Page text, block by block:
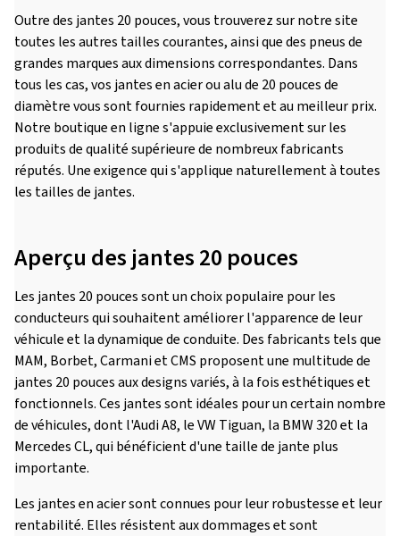
Outre des jantes 20 pouces, vous trouverez sur notre site
toutes les autres tailles courantes, ainsi que des pneus de
grandes marques aux dimensions correspondantes. Dans
tous les cas, vos jantes en acier ou alu de 20 pouces de
diamètre vous sont fournies rapidement et au meilleur prix.
Notre boutique en ligne s'appuie exclusivement sur les
produits de qualité supérieure de nombreux fabricants
réputés. Une exigence qui s'applique naturellement à toutes
les tailles de jantes.
Aperçu des jantes 20 pouces
Les jantes 20 pouces sont un choix populaire pour les
conducteurs qui souhaitent améliorer l'apparence de leur
véhicule et la dynamique de conduite. Des fabricants tels que
MAM, Borbet, Carmani et CMS proposent une multitude de
jantes 20 pouces aux designs variés, à la fois esthétiques et
fonctionnels. Ces jantes sont idéales pour un certain nombre
de véhicules, dont l'Audi A8, le VW Tiguan, la BMW 320 et la
Mercedes CL, qui bénéficient d'une taille de jante plus
importante.
Les jantes en acier sont connues pour leur robustesse et leur
rentabilité. Elles résistent aux dommages et sont